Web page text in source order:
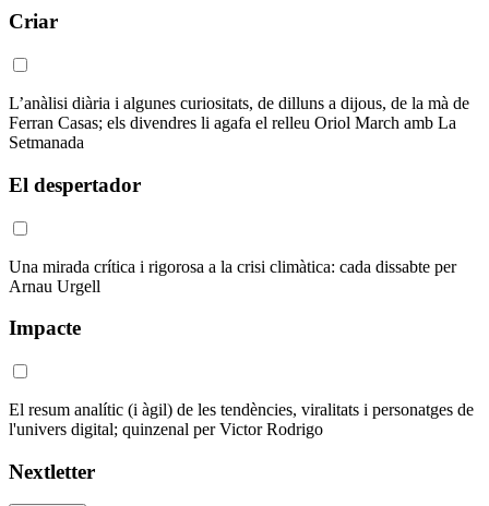
Criar
L’anàlisi diària i algunes curiositats, de dilluns a dijous, de la mà de
Ferran Casas; els divendres li agafa el relleu Oriol March amb La
Setmanada
El despertador
Una mirada crítica i rigorosa a la crisi climàtica: cada dissabte per
Arnau Urgell
Impacte
El resum analític (i àgil) de les tendències, viralitats i personatges de
l'univers digital; quinzenal per Victor Rodrigo
Nextletter